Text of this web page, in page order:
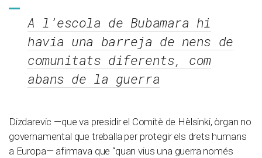
A l’escola de Bubamara hi
havia una barreja de nens de
comunitats diferents, com
abans de la guerra
Dizdarevic —que va presidir el Comitè de Hèlsinki, òrgan no
governamental que treballa per protegir els drets humans
a Europa— afirmava que “quan vius una guerra només